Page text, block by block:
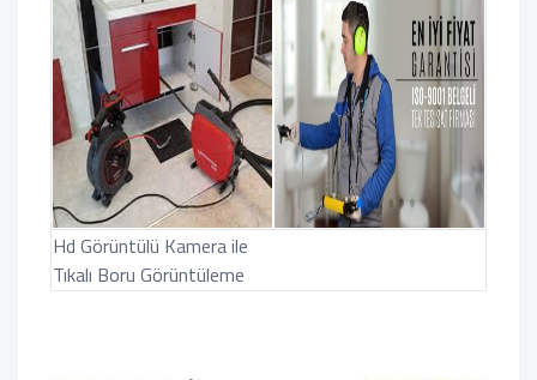
Hd Görüntülü Kamera ile
Tıkalı Boru Görüntüleme